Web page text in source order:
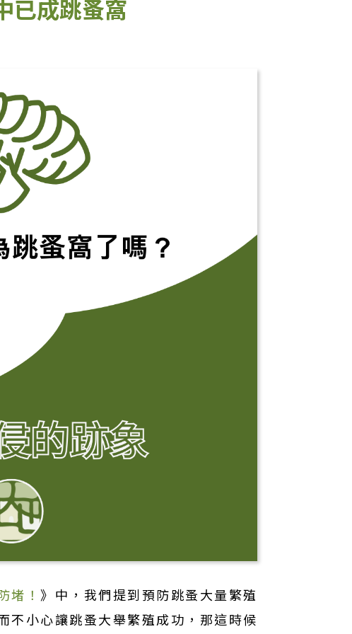
已成跳蚤窩
堵！》中，我們提到預防跳蚤大量繁殖
不小心讓跳蚤大舉繁殖成功，那這時候